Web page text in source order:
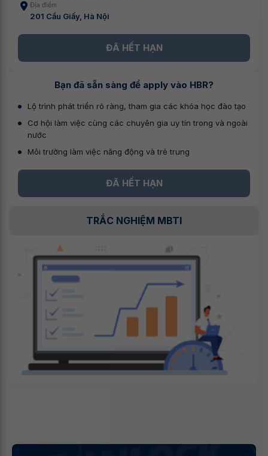
Địa điểm
201 Cầu Giấy, Hà Nội
ĐÃ HẾT HẠN
Bạn đã sẵn sàng để apply vào HBR?
Lộ trình phát triển rõ ràng, tham gia các khóa học đào tạo
Cơ hội làm việc cùng các chuyên gia uy tín trong và ngoài
nước
Môi trường làm việc năng động và trẻ trung
ĐÃ HẾT HẠN
TRẮC NGHIỆM MBTI